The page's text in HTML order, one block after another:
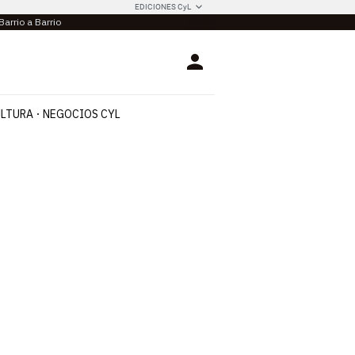
EDICIONES CyL
a Barrio
Login
NEGOCIOS CYL